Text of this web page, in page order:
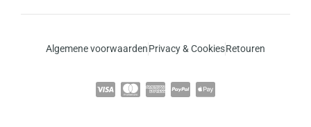
Algemene voorwaardenPrivacy & CookiesRetouren